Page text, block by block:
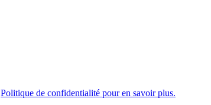
Politique de confidentialité pour en savoir plus.